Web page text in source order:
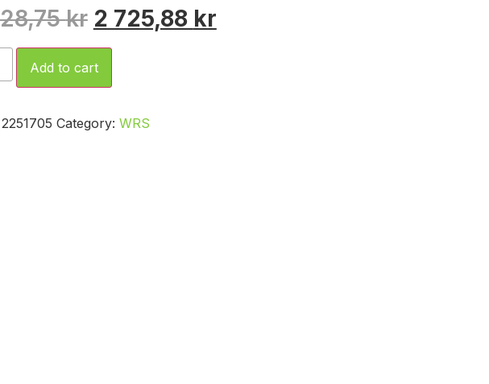
kr 2 725,88 kr
Add to cart
2251705 Category: WRS